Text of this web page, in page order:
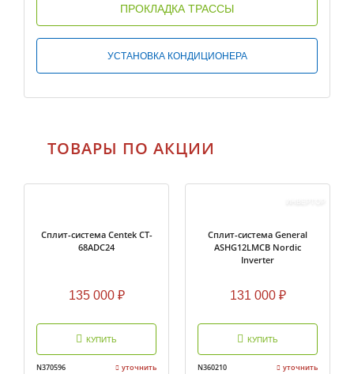
ПРОКЛАДКА ТРАССЫ
УСТАНОВКА КОНДИЦИОНЕРА
ТОВАРЫ ПО АКЦИИ
Cплит-система Centek CT-
68ADC24
135 000₽
КУПИТЬ
N370596 уточнить
Сплит-система General
ASHG12LMCB Nordic
Inverter
131 000₽
КУПИТЬ
N360210 уточнить